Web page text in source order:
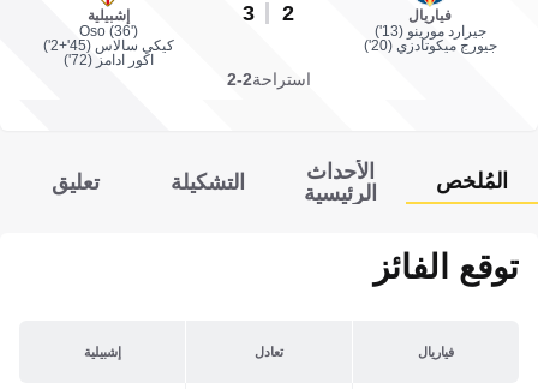
فياريال
جيرارد مورينو (13')
جيورج ميكوتادزي (20')
2
3
إشبيلية
Oso (36')
كيكي سالاس (45'+2')
اكور ادامز (72')
استراحة2-2
المُلخص
الأحداث
الرئيسية
التشكيلة تعليق
توقع الفائز
فياريال تعادل إشبيلية